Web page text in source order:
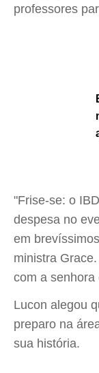
professores
"Frise-se: o
despesa no
em
ministra
com a senhora
Lucon alegou
preparo na
sua história.